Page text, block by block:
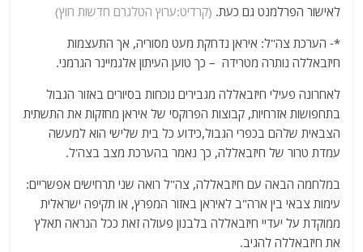
לאישור הפרלמנט גם כעת. (קרדיט:ערוץ הטלגרם חדשות חוץ)
*- הערכת צה"ל: איראן נדחקת מעט מסוריה, אך התעצמות
חיזבאללה נותרה מטרידה – כך טוען העיתון אלגמיינר הגרמני.
לאחרונה פעילי חיזבאללה מגבירים נוכחות בסיורים באזור הגבול
בתחפושות אזרחיות, קבוצות הפרוקסי של איראן מחזקות את התשתית
הצבאית שלהם בכפרי הגבול,כידוע כל בית שלישי הוא למעשה
עמדת טרור של חיזבאללה, כך נאמר בהערכת מצב בצה'ל.
במלחמה הבאה עם חיזבאללה, צה"ל רואה שני תרחישים אפשריים:
עימות צבאי בין ארה"ב לאיראן באזור המפרץ, או תקיפה ישראלית
ממוקדת על יעדיי חיזבאללה בלבנון פעולה זאת ככל הנראה תאלץ
את חיזבאללה להגיב.